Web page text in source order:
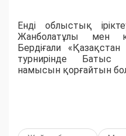
Енді облыстық
Жанболатұлы мен
Бердіғали
турнирінде Батыс
намысын қорғайтын